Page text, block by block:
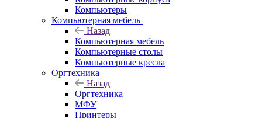
Компьютеры
Компьютерная мебель
Назад
Компьютерная мебель
Компьютерные столы
Компьютерные кресла
Оргтехника
Назад
Оргтехника
МФУ
Принтеры